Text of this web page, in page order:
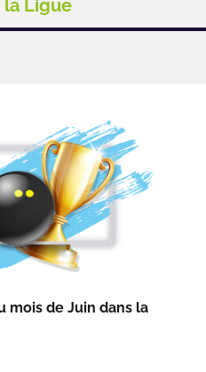
la Ligue
mois de Juin dans la